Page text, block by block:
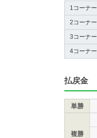
1コーナー
2コーナー
3コーナー
4コーナー
払戻金
単勝
複勝